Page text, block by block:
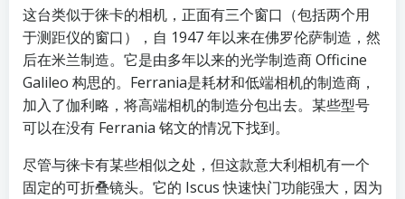
这台类似于徕卡的相机，正面有三个窗口（包括两个用
于测距仪的窗口），自 1947 年以来在佛罗伦萨制造，然
后在米兰制造。它是由多年以来的光学制造商 Officine
Galileo 构思的。Ferrania是耗材和低端相机的制造商，
加入了伽利略，将高端相机的制造分包出去。某些型号
可以在没有 Ferrania 铭文的情况下找到。
尽管与徕卡有某些相似之处，但这款意大利相机有一个
固定的可折叠镜头。它的 Iscus 快速快门功能强大，因为